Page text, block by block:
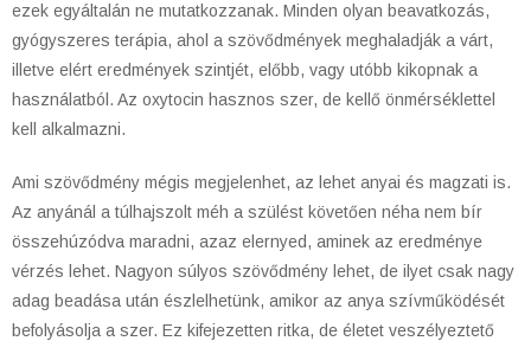
ezek egyáltalán ne mutatkozzanak. Minden olyan beavatkozás,
gyógyszeres terápia, ahol a szövődmények meghaladják a várt,
illetve elért eredmények szintjét, előbb, vagy utóbb kikopnak a
használatból. Az oxytocin hasznos szer, de kellő önmérséklettel
kell alkalmazni.
Ami szövődmény mégis megjelenhet, az lehet anyai és magzati is.
Az anyánál a túlhajszolt méh a szülést követően néha nem bír
összehúzódva maradni, azaz elernyed, aminek az eredménye
vérzés lehet. Nagyon súlyos szövődmény lehet, de ilyet csak nagy
adag beadása után észlelhetünk, amikor az anya szívműködését
befolyásolja a szer. Ez kifejezetten ritka, de életet veszélyeztető